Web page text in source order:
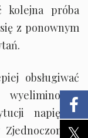
kolejna próba
z ponownym
obsługiwać
napięcia?